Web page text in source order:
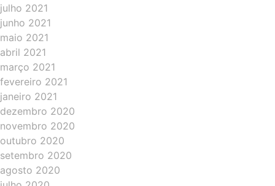
julho 2021
junho 2021
maio 2021
abril 2021
março 2021
fevereiro 2021
janeiro 2021
dezembro 2020
novembro 2020
outubro 2020
setembro 2020
agosto 2020